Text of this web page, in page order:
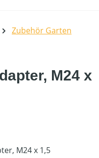
Zubehör Garten
M24 x